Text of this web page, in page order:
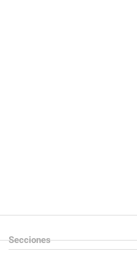
Secciones